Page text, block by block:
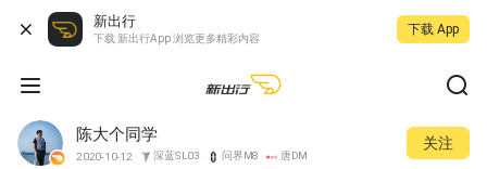
新出行
下载 新出行App 浏览更多精彩内容
下载 App
陈大个同学
2020-10-12 深蓝SL03 问界M8 唐DM
关注